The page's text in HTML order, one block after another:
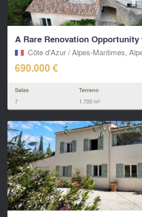
A Rare Renovation
Côte d'Azur / Alpes-Maritimes,
690.000 €
Salas
7
Terreno
1.700 m²